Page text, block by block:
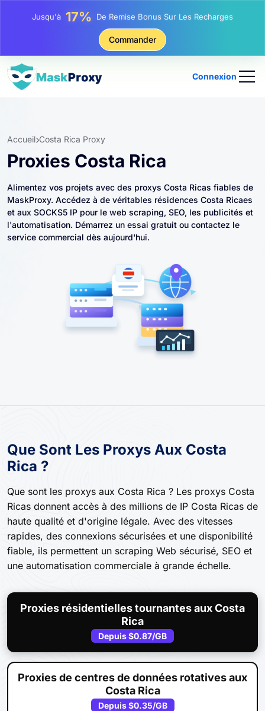
Jusqu'à25%Remise Sur Les Achats Statiques IP
Remise Sur Les Achats Tournants IP
Commander
Connexion
Accueil Costa Rica Proxy
Proxies Costa Rica
Alimentez vos projets avec des proxys Costa Ricas fiables de
MaskProxy. Accédez à de véritables résidences Costa Ricaes
et aux SOCKS5 IP pour le web scraping, SEO, les publicités et
l'automatisation. Démarrez un essai gratuit ou contactez le
service commercial dès aujourd'hui.
Que Sont Les Proxys Aux Costa
Rica ?
Que sont les proxys aux Costa Rica ? Les proxys Costa
Ricas donnent accès à des millions de IP Costa Ricas de
haute qualité et d'origine légale. Avec des vitesses
rapides, des connexions sécurisées et une disponibilité
fiable, ils permettent un scraping Web sécurisé, SEO et
une automatisation commerciale à grande échelle.
Proxies résidentielles tournantes aux Costa
Rica
Depuis$0.87/GB
Proxies de centres de données rotatives aux
Costa Rica
Depuis$0.35/GB